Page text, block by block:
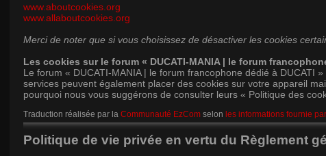
www.aboutcookies.org
www.allaboutcookies.org
Merci de noter que si vous choisissez de désactiver les cookies
Les cookies sur le forum « DUCATI-MANIA | le forum
Le forum « DUCATI-MANIA | le forum francophone dédié à DUCATI
services peuvent également placer des cookies sur votre appareil
pourquoi nous vous suggérons de consulter leurs « Politique des
Traduction réalisée par la Communauté EzComselon les informations fournie
Politique de vie privée en vertu du Règlement